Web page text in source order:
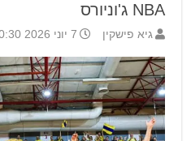
NBA ג'וניורס
גיא פישקין 7 יוני 2026 20:30